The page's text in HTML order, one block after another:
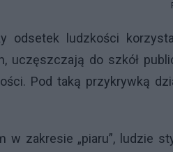
odsetek ludzkości
uczęszczają do szkół
Pod taką przykrywką
w zakresie „piaru”, ludzie